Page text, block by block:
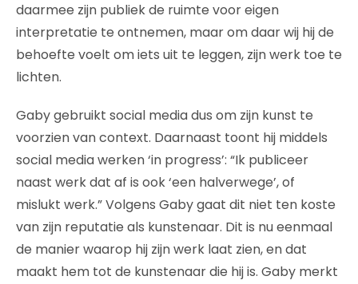
daarmee zijn publiek de ruimte voor eigen
interpretatie te ontnemen, maar om daar wij hij de
behoefte voelt om iets uit te leggen, zijn werk toe te
lichten.
Gaby gebruikt social media dus om zijn kunst te
voorzien van context. Daarnaast toont hij middels
social media werken ‘in progress’: “Ik publiceer
naast werk dat af is ook ‘een halverwege’, of
mislukt werk.” Volgens Gaby gaat dit niet ten koste
van zijn reputatie als kunstenaar. Dit is nu eenmaal
de manier waarop hij zijn werk laat zien, en dat
maakt hem tot de kunstenaar die hij is. Gaby merkt